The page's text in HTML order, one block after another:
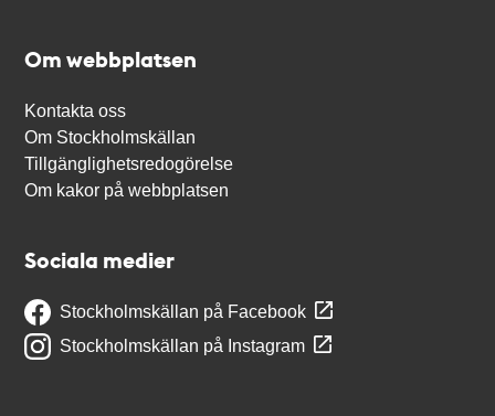
Om webbplatsen
Kontakta oss
Om Stockholmskällan
Tillgänglighetsredogörelse
Om kakor på webbplatsen
Sociala medier
Stockholmskällan på Facebook
Stockholmskällan på Instagram